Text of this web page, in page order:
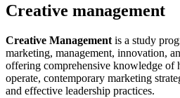
Creative management
Creative Management is a study
marketing, management, innovation,
offering comprehensive knowledge of
operate, contemporary marketing
and effective leadership practices.